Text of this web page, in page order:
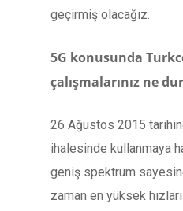
geçirmiş olacağız.
5G konusunda
çalışmalarınız ne
26 Ağustos 2015
ihalesinde kullanmaya
geniş spektrum
zaman en yüksek